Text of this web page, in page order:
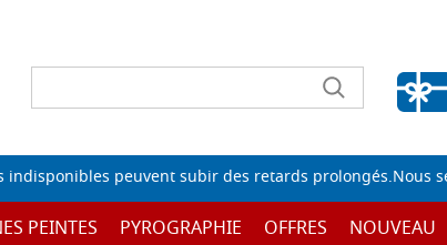
Liste de souhaits
indisponibles peuvent subir des retards prolongés.Nous
PEINTES PYROGRAPHIE OFFRES NOUVEAU